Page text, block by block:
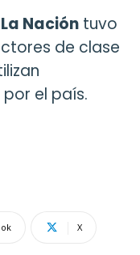
Nación tuvo
de clase
el país.
X